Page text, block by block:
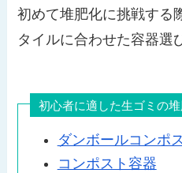
初めて堆肥化に挑戦する
タイルに合わせた容器選
初心者に適した生ゴミの
ダンボールコンポ
コンポスト容器